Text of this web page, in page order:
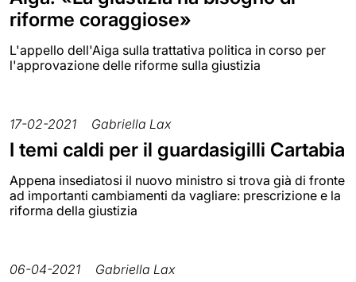
riforme coraggiose»
L'appello dell'Aiga sulla trattativa politica in corso per
l'approvazione delle riforme sulla giustizia
17-02-2021 Gabriella Lax
I temi caldi per il guardasigilli Cartabia
Appena insediatosi il nuovo ministro si trova già di fronte
ad importanti cambiamenti da vagliare: prescrizione e la
riforma della giustizia
06-04-2021 Gabriella Lax